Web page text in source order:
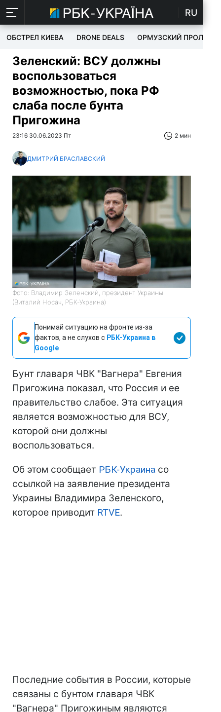
RU
ОБСТРЕЛ КИЕВА DRONE DEALS ОРМУЗСКИЙ ПРОЛИВ
Зеленский: ВСУ должны
воспользоваться
возможностью, пока РФ
слаба после бунта
Пригожина
23:16 30.06.2023 Пт 2 мин
ДМИТРИЙ БРАСЛАВСКИЙ
Фото: Владимир Зеленский, президент Украины
(Виталий Носач, РБК-Украина)
Понимай ситуацию на фронте из-за
фактов, а не слухов с РБК-Украина в
Google
Бунт главаря ЧВК "Вагнера" Евгения
Пригожина показал, что Россия и ее
правительство слабое. Эта ситуация
является возможностью для ВСУ,
которой они должны
воспользоваться.
Об этом сообщает РБК-Украина со
ссылкой на заявление президента
Украины Владимира Зеленского,
которое приводит RTVE.
Последние события в России, которые
связаны с бунтом главаря ЧВК
"Вагнера" Пригожиным являются